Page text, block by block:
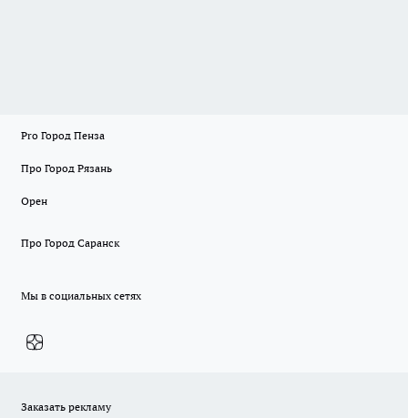
Pro Город Пенза
Про Город Рязань
Орен
Про Город Саранск
Мы в социальных сетях
Заказать рекламу